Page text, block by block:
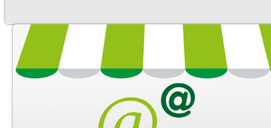
Réducteur avant